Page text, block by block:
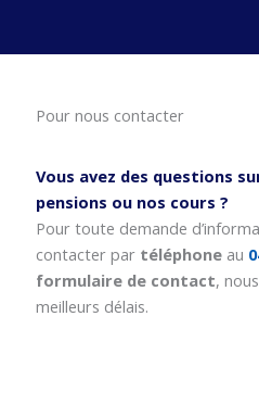
Pour nous contacter
Vous avez des questions
pensions ou nos cours ?
Pour toute demande
contacter par téléphoneau
formulaire de contact,
meilleurs délais.